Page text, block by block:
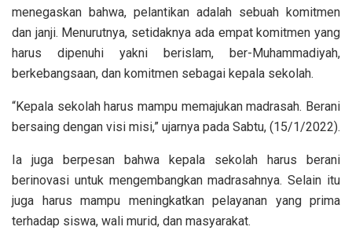
menegaskan bahwa, pelantikan adalah sebuah komitmen
dan janji. Menurutnya, setidaknya ada empat komitmen yang
harus dipenuhi yakni berislam, ber-Muhammadiyah,
berkebangsaan, dan komitmen sebagai kepala sekolah.
“Kepala sekolah harus mampu memajukan madrasah. Berani
bersaing dengan visi misi,” ujarnya pada Sabtu, (15/1/2022).
Ia juga berpesan bahwa kepala sekolah harus berani
berinovasi untuk mengembangkan madrasahnya. Selain itu
juga harus mampu meningkatkan pelayanan yang prima
terhadap siswa, wali murid, dan masyarakat.